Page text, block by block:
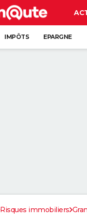
IMPÔTS EPARGNE
Risques immobiliers